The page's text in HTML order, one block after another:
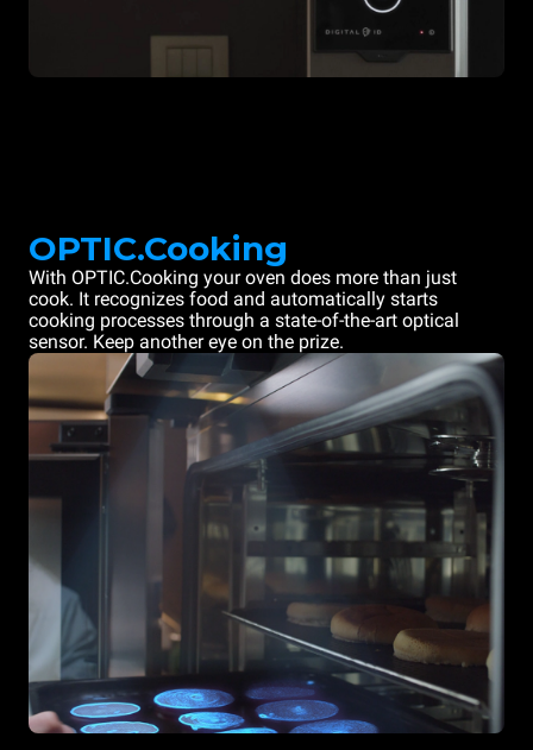
OPTIC.Cooking
With OPTIC.Cooking your oven does more than just
cook. It recognizes food and automatically starts
cooking processes through a state-of-the-art optical
sensor. Keep another eye on the prize.